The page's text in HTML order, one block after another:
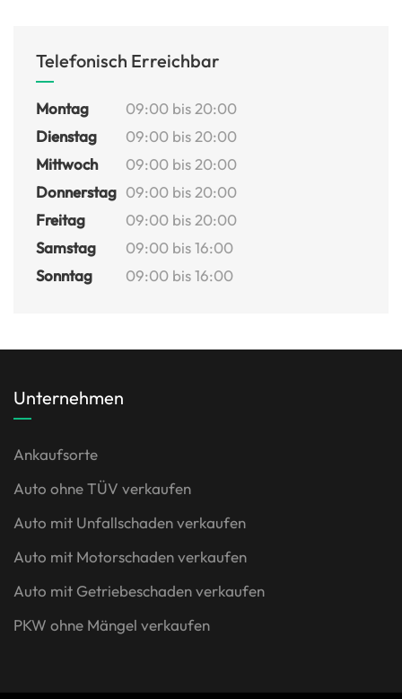
Telefonisch Erreichbar
Montag
09:00 bis 20:00
Dienstag
09:00 bis 20:00
Mittwoch
09:00 bis 20:00
Donnerstag 09:00 bis 20:00
Freitag
09:00 bis 20:00
Samstag
09:00 bis 16:00
Sonntag
09:00 bis 16:00
Unternehmen
Ankaufsorte
Auto ohne TÜV verkaufen
Auto mit Unfallschaden verkaufen
Auto mit Motorschaden verkaufen
Auto mit Getriebeschaden verkaufen
PKW ohne Mängel verkaufen